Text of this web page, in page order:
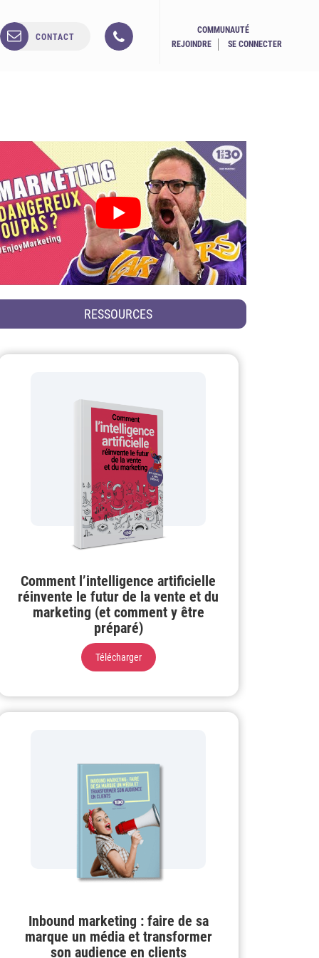
CONTACT
COMMUNAUTÉ
REJOINDRE
SE CONNECTER
RESSOURCES
Comment l’intelligence artificielle
réinvente le futur de la vente et du
marketing (et comment y être
préparé)
Télécharger
Inbound marketing : faire de sa
marque un média et transformer
son audience en clients